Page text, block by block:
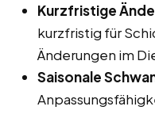
Kurzfristige
kurzfristig für
Änderungen im
Saisonale